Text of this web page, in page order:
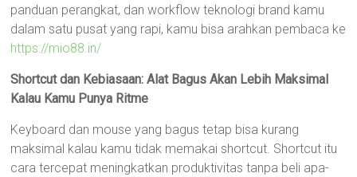
panduan perangkat, dan workflow teknologi brand kamu
dalam satu pusat yang rapi, kamu bisa arahkan pembaca ke
https://mio88.in/
Shortcut dan Kebiasaan: Alat Bagus Akan Lebih Maksimal
Kalau Kamu Punya Ritme
Keyboard dan mouse yang bagus tetap bisa kurang
maksimal kalau kamu tidak memakai shortcut. Shortcut itu
cara tercepat meningkatkan produktivitas tanpa beli apa-